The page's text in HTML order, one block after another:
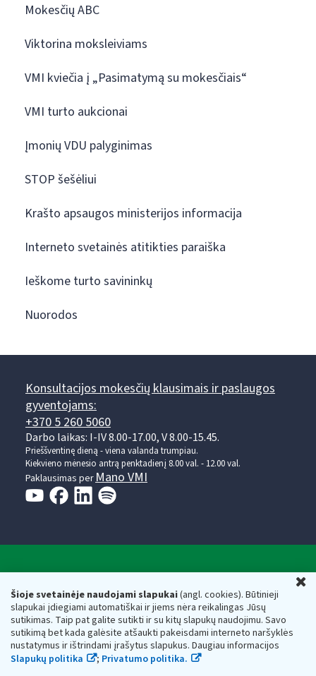
Šioje svetainėje naudojami slapukai(angl. cookies). Būtinieji
slapukai įdiegiami automatiškai ir jiems nėra reikalingas Jūsų
sutikimas. Taip pat galite sutikti ir su kitų slapukų naudojimu. Savo
sutikimą bet kada galėsite atšaukti pakeisdami interneto naršyklės
nustatymus ir ištrindami įrašytus slapukus. Daugiau informacijos
Slapukų politika
; Privatumo politika.
Mokesčių ABC
Viktorina moksleiviams
VMI kviečia į „Pasimatymą su mokesčiais“
VMI turto aukcionai
Įmonių VDU palyginimas
STOP šešėliui
Krašto apsaugos ministerijos informacija
Interneto svetainės atitikties paraiška
Ieškome turto savininkų
Nuorodos
Konsultacijos mokesčių klausimais ir paslaugos
gyventojams:
+370 5 260 5060
Darbo laikas: I-IV 8.00-17.00, V 8.00-15.45.
Prieššventinę dieną - viena valanda trumpiau.
Kiekvieno mėnesio antrą penktadienį 8.00 val. - 12.00 val.
Paklausimas per Mano VMI
Respublikos finansų ministerijos
Biudžetinė įstaiga. Juridinio asmens kodas — 188659752,
adresas: Vasario 16-osios g. 14, 01107 Vilnius, Lietuva, el.paštas:
vmi@vmi.lt, E. pristatymo dėžutės adresas 188659752
Duomenys apie Valstybinę mokesčių inspekciją prie Lietuvos
Respublikos finansų ministerijos kaupiami ir saugomi Juridinių